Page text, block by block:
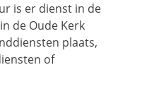
is er dienst in de
de Oude Kerk
plaats,
of